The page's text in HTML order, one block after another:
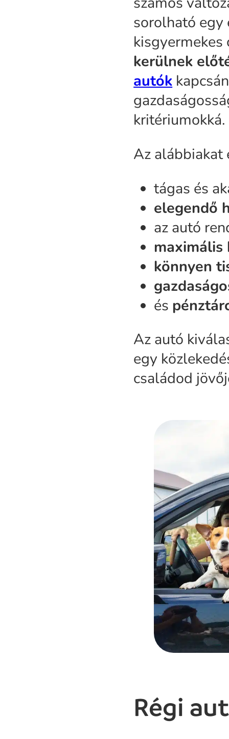
sorolható egy
kerülnek
autók
kritériumokká.
Az alábbiakat
tágas és
elegendő
az autó
maximális
könnyen
és
Az autó
egy
családod
Régi